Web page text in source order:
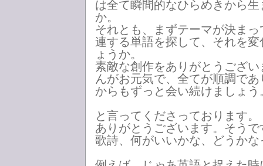
は全て瞬間的なひらめきから
か。
それとも、まずテーマが決ま
連する単語を探して、それを
ょうか。
素敵な創作をありがとうござ
んがお元気で、全てが順調で
からもずっと会い続けましょう
と言ってくださっております。
ありがとうございます。そう
歌詩、何がいいかな、どうかな